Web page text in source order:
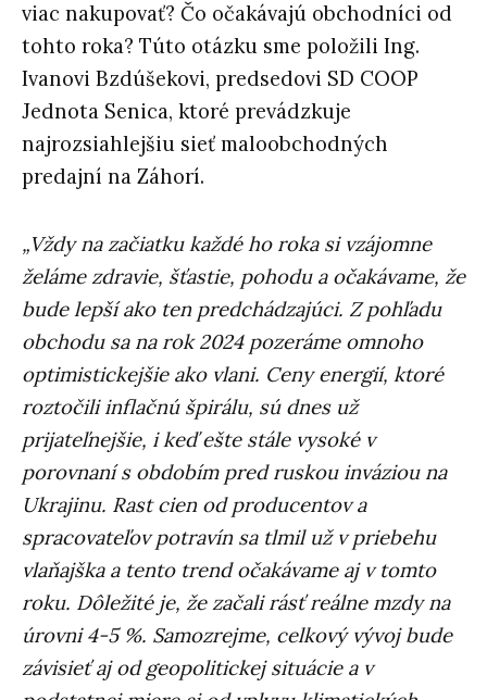
viac nakupovať? Čo očakávajú obchodníci od
tohto roka? Túto otázku sme položili Ing.
Ivanovi Bzdúšekovi, predsedovi SD COOP
Jednota Senica, ktoré prevádzkuje
najrozsiahlejšiu sieť maloobchodných
predajní na Záhorí.
„Vždy na začiatku každé ho roka si vzájomne
želáme zdravie, šťastie, pohodu a očakávame, že
bude lepší ako ten predchádzajúci. Z pohľadu
obchodu sa na rok 2024 pozeráme omnoho
optimistickejšie ako vlani. Ceny energií, ktoré
roztočili inflačnú špirálu, sú dnes už
prijateľnejšie, i keď ešte stále vysoké v
porovnaní s obdobím pred ruskou inváziou na
Ukrajinu. Rast cien od producentov a
spracovateľov potravín sa tlmil už v priebehu
vlaňajška a tento trend očakávame aj v tomto
roku. Dôležité je, že začali rásť reálne mzdy na
úrovni 4-5 %. Samozrejme, celkový vývoj bude
závisieť aj od geopolitickej situácie a v